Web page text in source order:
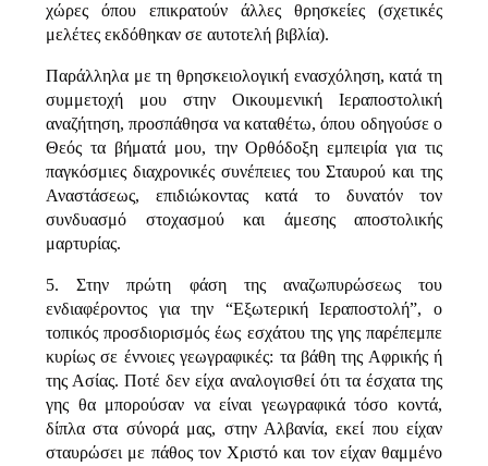
χώρες όπου επικρατούν άλλες θρησκείες (σχετικές
μελέτες εκδόθηκαν σε αυτοτελή βιβλία).
Παράλληλα με τη θρησκειολογική ενασχόληση, κατά τη
συμμετοχή μου στην Οικουμενική Ιεραποστολική
αναζήτηση, προσπάθησα να καταθέτω, όπου οδηγούσε ο
Θεός τα βήματά μου, την Ορθόδοξη εμπειρία για τις
παγκόσμιες διαχρονικές συνέπειες του Σταυρού και της
Αναστάσεως, επιδιώκοντας κατά το δυνατόν τον
συνδυασμό στοχασμού και άμεσης αποστολικής
μαρτυρίας.
5. Στην πρώτη φάση της αναζωπυρώσεως του
ενδιαφέροντος για την “Εξωτερική Ιεραποστολή”, ο
τοπικός προσδιορισμός έως εσχάτου της γης παρέπεμπε
κυρίως σε έννοιες γεωγραφικές: τα βάθη της Αφρικής ή
της Ασίας. Ποτέ δεν είχα αναλογισθεί ότι τα έσχατα της
γης θα μπορούσαν να είναι γεωγραφικά τόσο κοντά,
δίπλα στα σύνορά μας, στην Αλβανία, εκεί που είχαν
σταυρώσει με πάθος τον Χριστό και τον είχαν θαμμένο